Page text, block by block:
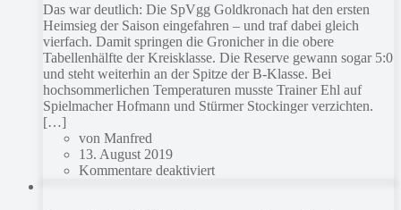
Das war deutlich: Die SpVgg Goldkronach hat den ersten
Heimsieg der Saison eingefahren – und traf dabei gleich
vierfach. Damit springen die Gronicher in die obere
Tabellenhälfte der Kreisklasse. Die Reserve gewann sogar 5:0
und steht weiterhin an der Spitze der B-Klasse. Bei
hochsommerlichen Temperaturen musste Trainer Ehl auf
Spielmacher Hofmann und Stürmer Stockinger verzichten.
[…]
von Manfred
13. August 2019
Kommentare deaktiviert